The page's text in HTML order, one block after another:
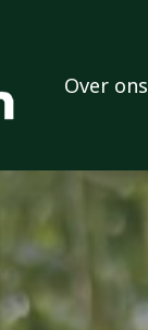
Over ons